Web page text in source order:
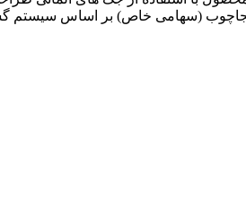
جک های تولید داخل ادامه یافت. در سال 1378 شرکت تولیدی بازرگانی کمجاچوب